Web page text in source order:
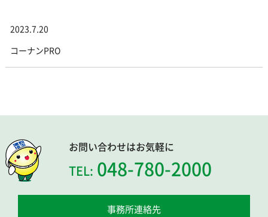
2023.7.20
コーナンPRO
お問い合わせはお気軽に
TEL: 048-780-2000
事務所連絡先